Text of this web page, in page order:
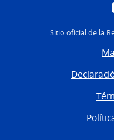
Sitio oficial de la